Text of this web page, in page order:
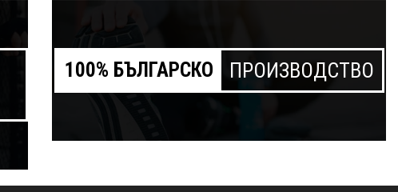
100% БЪЛГАРСКО ПРОИЗВОДСТВО